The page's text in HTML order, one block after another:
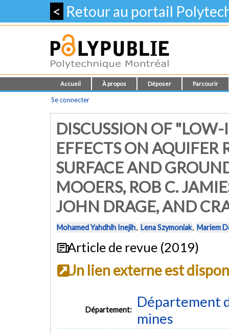
< Retour au portail
Accueil À propos Déposer Parcourir
Se connecter
DISCUSSION OF
EFFECTS ON AQUIFER
SURFACE AND
MOOERS, ROB C.
JOHN DRAGE, AND
Mohamed Yahdhih Inejih, Lena Szymoniak, Mariem
Article de revue (2019)
Un lien externe est
Département:
Département
mines